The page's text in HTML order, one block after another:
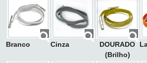
Branco Cinza
DOURADO
(Brilho)